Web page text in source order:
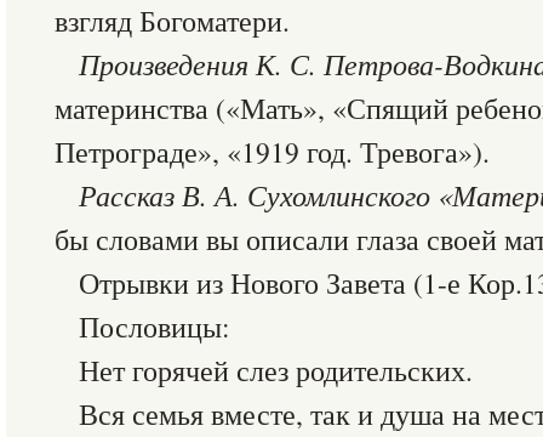
взгляд Богоматери.
Произведения К. С. Петрова-
материнства («Мать», «Спящий
Петрограде», «1919 год. Тревога»).
Рассказ В. А. Сухомлинского
бы словами вы описали глаза своей
Отрывки из Нового Завета (1-е
Пословицы:
Нет горячей слез родительских.
Вся семья вместе, так и душа на